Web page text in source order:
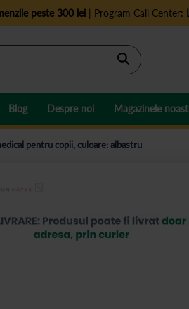
peste 300 lei| Program Call Center:
Cautare
Blog Despre noi Magazinele
pentru copii, culoare: albastru